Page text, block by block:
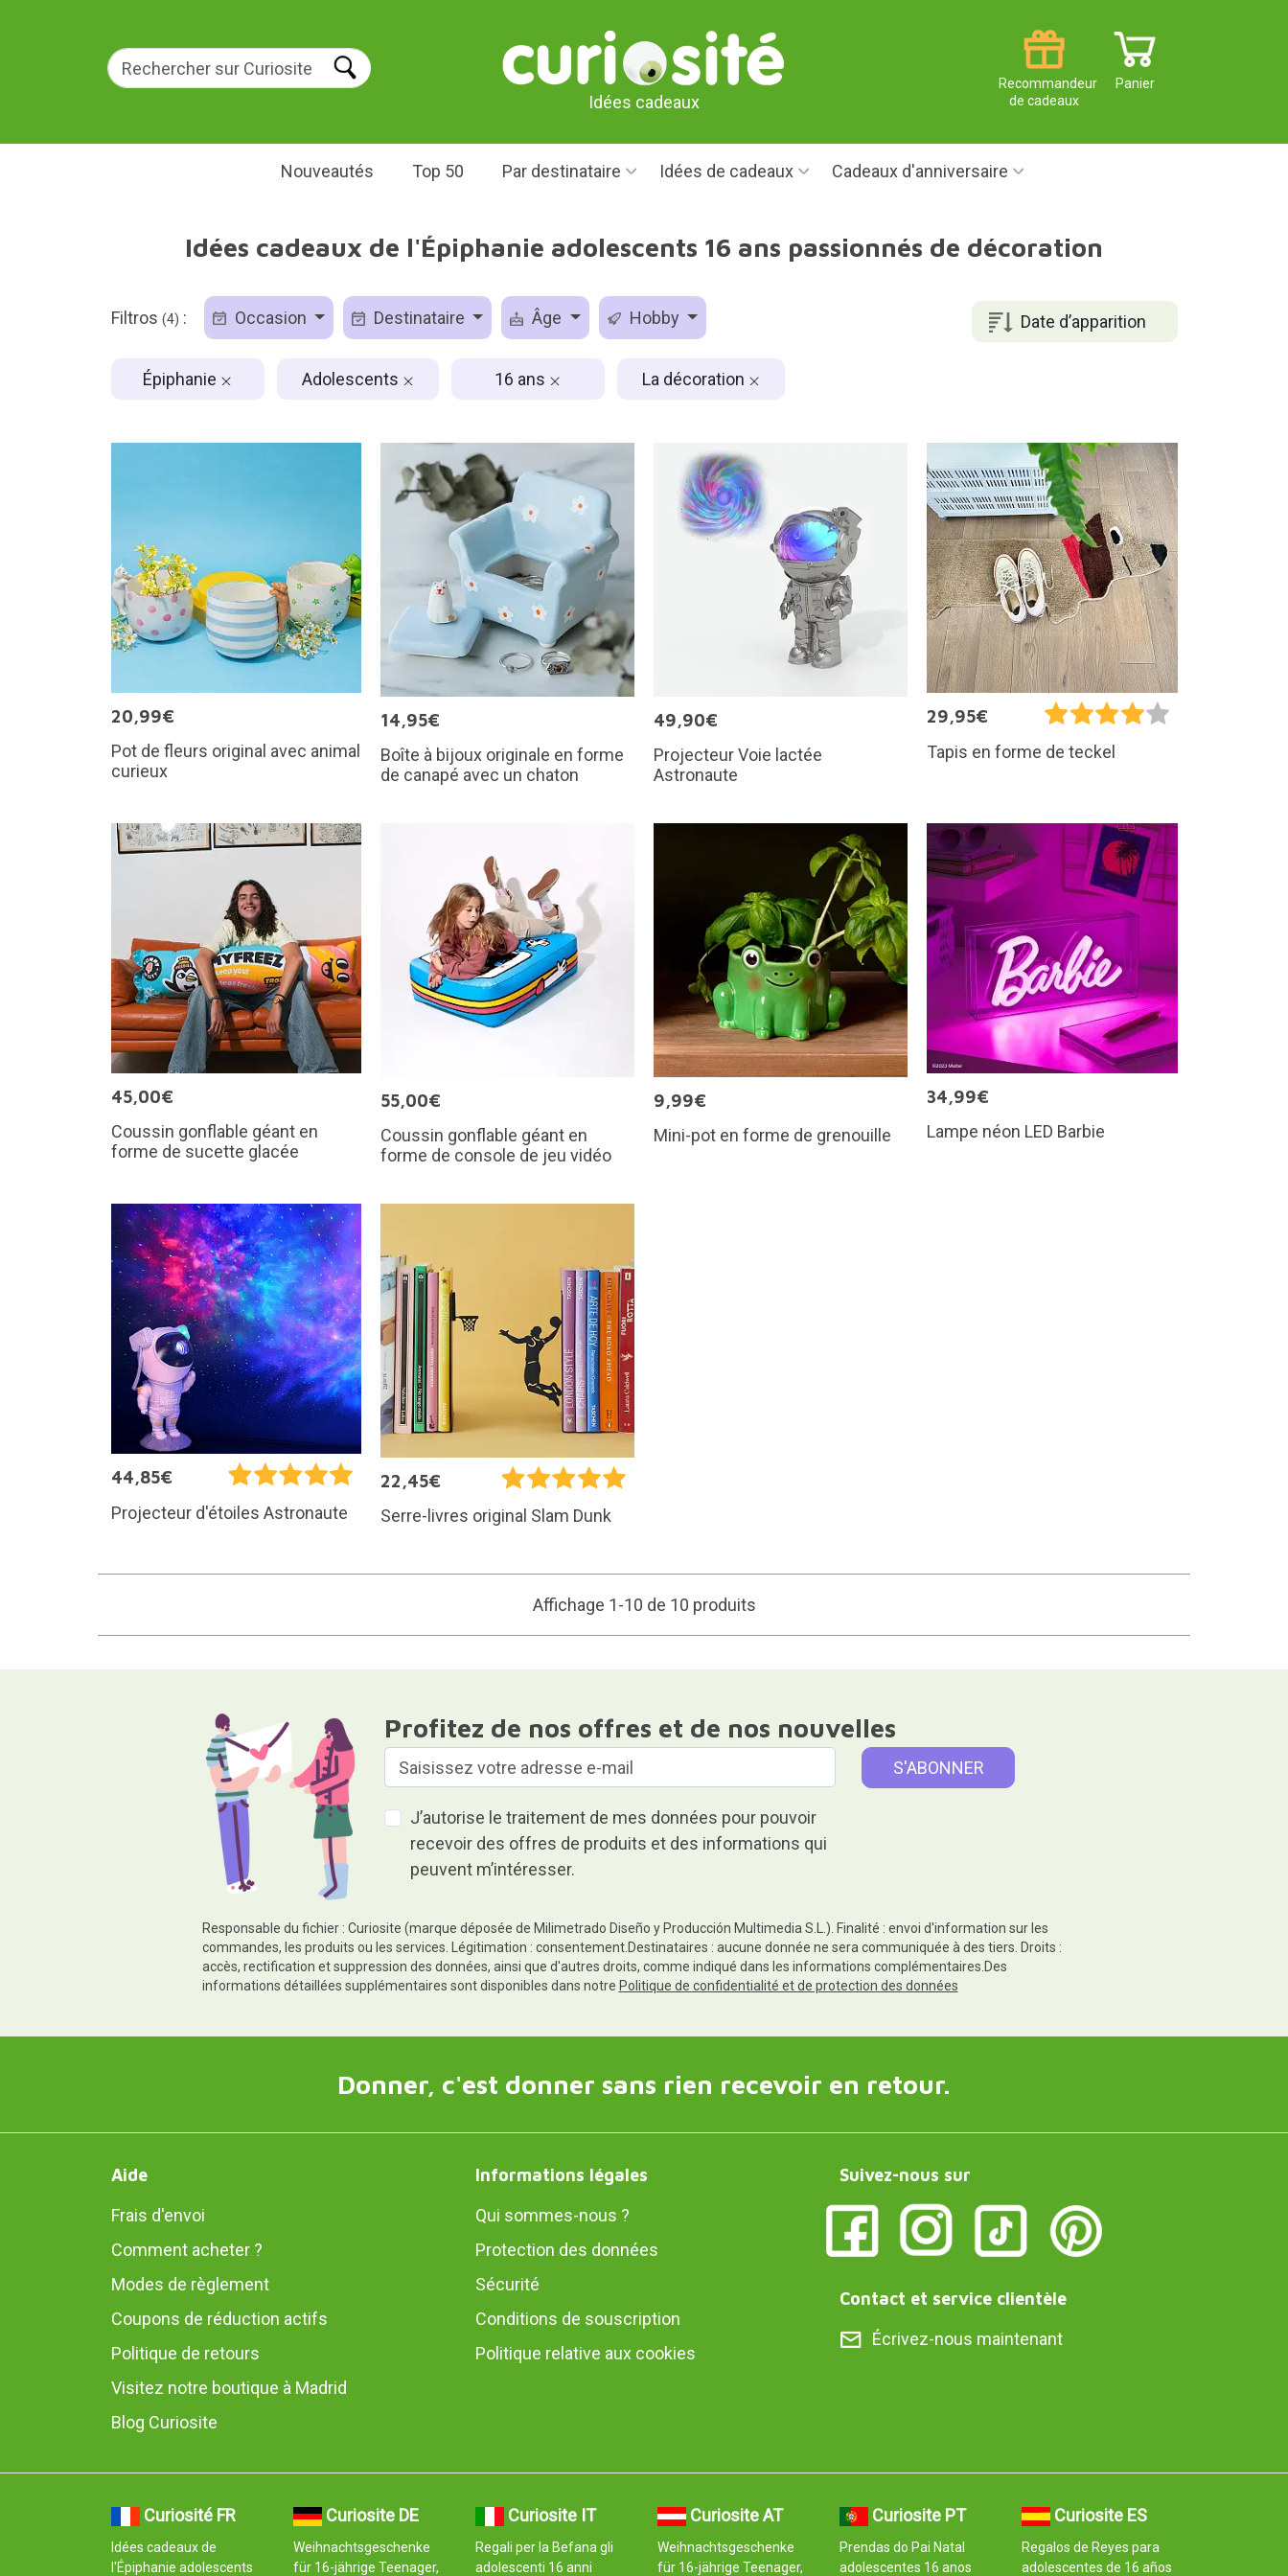
Idées cadeaux
Panier
Recommandeur
de cadeaux
Nouveautés Top 50 Par destinataire Idées de cadeaux Cadeaux d'anniversaire
Idées cadeaux de l'Épiphanie adolescents 16 ans passionnés de décoration
Date d’apparition
Filtros (4) : Occasion Destinataire Âge Hobby
Épiphanie Adolescents 16 ans La décoration
20,99€
Pot de fleurs original avec animal
curieux
14,95€
Boîte à bijoux originale en forme
de canapé avec un chaton
49,90€
Projecteur Voie lactée
Astronaute
29,95€
Tapis en forme de teckel
45,00€
Coussin gonflable géant en
forme de sucette glacée
55,00€
Coussin gonflable géant en
forme de console de jeu vidéo
9,99€
Mini-pot en forme de grenouille
34,99€
Lampe néon LED Barbie
44,85€
Projecteur d'étoiles Astronaute
22,45€
Serre-livres original Slam Dunk
Affichage 1-10 de 10 produits
Profitez de nos offres et de nos nouvelles
J’autorise le traitement de mes données pour pouvoir
recevoir des offres de produits et des informations qui
peuvent m’intéresser.
Responsable du fichier : Curiosite (marque déposée de Milimetrado Diseño y Producción Multimedia S.L.). Finalité : envoi d'information sur les
commandes, les produits ou les services. Légitimation : consentement.Destinataires : aucune donnée ne sera communiquée à des tiers. Droits :
accès, rectification et suppression des données, ainsi que d'autres droits, comme indiqué dans les informations complémentaires.Des
informations détaillées supplémentaires sont disponibles dans notre Politique de confidentialité et de protection des données
Donner, c'est donner sans rien recevoir en retour.
Aide
Frais d'envoi
Comment acheter ?
Modes de règlement
Coupons de réduction actifs
Politique de retours
Visitez notre boutique à Madrid
Blog Curiosite
Informations légales
Qui sommes-nous ?
Protection des données
Sécurité
Conditions de souscription
Politique relative aux cookies
Suivez-nous sur
Contact et service clientèle
Écrivez-nous maintenant
Curiosité FR
Idées cadeaux de
l'Épiphanie adolescents
Curiosite DE
Weihnachtsgeschenke
für 16-jährige Teenager,
Curiosite IT
Regali per la Befana gli
adolescenti 16 anni
Curiosite AT
Weihnachtsgeschenke
für 16-jährige Teenager,
Curiosite PT
Prendas do Pai Natal
adolescentes 16 anos
Curiosite ES
Regalos de Reyes para
adolescentes de 16 años